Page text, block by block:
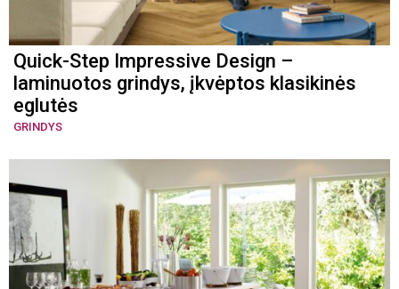
Quick-Step Impressive Design –
laminuotos grindys, įkvėptos klasikinės
eglutės
GRINDYS